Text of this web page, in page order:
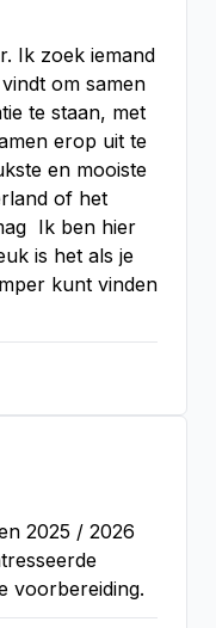
Ik zoek iemand
om samen
te staan, met
erop uit te
en mooiste
of het
Ik ben hier
is het als je
kunt vinden
2025 / 2026
voorbereiding.